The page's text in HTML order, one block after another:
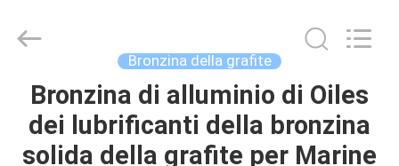
CASA.
PRODOTTI
Bearing
Co.,Ltd.
Reserved.
Bronzina della grafite
Bronzina di alluminio di Oiles
dei lubrificanti della bronzina
solida della grafite per Marine